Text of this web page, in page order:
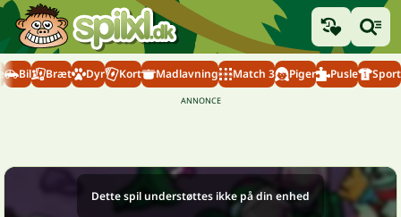
Bil Bræt Dyr Kort Madlavning Match 3 Piger Pusle Sport
Dette spil understøttes ikke på din enhed